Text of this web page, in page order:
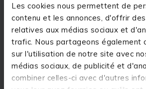
Les cookies nous permettent de
contenu et les annonces, d'offrir
relatives aux médias sociaux et
trafic. Nous partageons également
sur l'utilisation de notre site avec
médias sociaux, de publicité et
combiner celles-ci avec d'autres
au choix sur un pied D25 ou D36.
Doté d'un pas de vis standard à son
support droit MULTIGRIP OPEN
25CMest parfait pour fixer une
accessoire de votre choix. D'une
ce
support bourriche est recouvert
EVA haute densité. Celle-ci vous
l'utiliser aussi en tant que support